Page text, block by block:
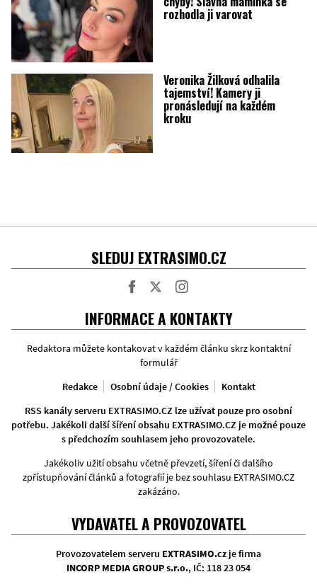
rozhodla ji varovat
Veronika Žilková odhalila
tajemství! Kamery ji
pronásledují na každém
kroku
SLEDUJ EXTRASIMO.CZ
INFORMACE A KONTAKTY
Redaktora můžete kontakovat v každém článku skrz kontaktní
formulář
Redakce
Osobní údaje / Cookies
Kontakt
RSS kanály serveru EXTRASIMO.CZ lze užívat pouze pro osobní
potřebu. Jakékoli další šíření obsahu EXTRASIMO.CZ je možné pouze
s předchozím souhlasem jeho provozovatele.
Jakékoliv užití obsahu včetně převzetí, šíření či dalšího
zpřístupňování článků a fotografií je bez souhlasu EXTRASIMO.CZ
zakázáno.
VYDAVATEL A PROVOZOVATEL
Provozovatelem serveru EXTRASIMO.czje firma
INCORP MEDIA GROUP s.r.o., IČ: 118 23 054